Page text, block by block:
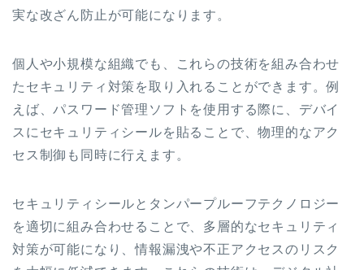
実な改ざん防止が可能になります。
個人や小規模な組織でも、これらの技術を組み合わせ
たセキュリティ対策を取り入れることができます。例
えば、パスワード管理ソフトを使用する際に、デバイ
スにセキュリティシールを貼ることで、物理的なアク
セス制御も同時に行えます。
セキュリティシールとタンパープルーフテクノロジー
を適切に組み合わせることで、多層的なセキュリティ
対策が可能になり、情報漏洩や不正アクセスのリスク